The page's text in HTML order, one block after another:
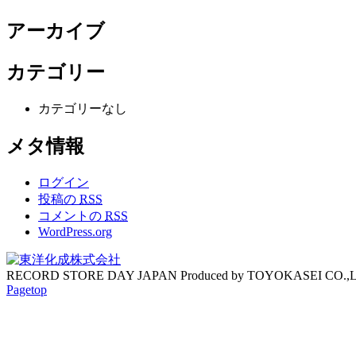
アーカイブ
カテゴリー
カテゴリーなし
メタ情報
ログイン
投稿の RSS
コメントの RSS
WordPress.org
RECORD STORE DAY JAPAN Produced by TOYOKASEI
Pagetop